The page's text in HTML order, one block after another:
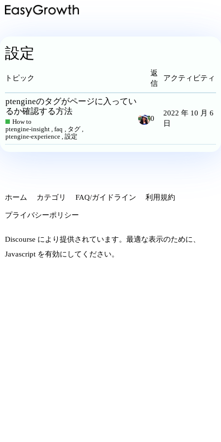
設定
トピック
返
信
アクティビティ
ptengineのタグがページに入ってい
るか確認する方法
How to
ptengine-insight ,faq , タグ ,
ptengine-experience ,設定
0
2022 年 10 月 6
日
ホーム カテゴリ FAQ/ガイドライン 利用規約
プライバシーポリシー
Discourse により提供されています。最適な表示のために、
Javascript を有効にしてください。